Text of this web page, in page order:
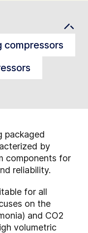
compressors
packaged
by
components for
reliability.
for all
on the
and CO2
volumetric